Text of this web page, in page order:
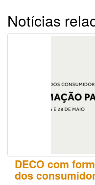
Notícias
DECO com
dos